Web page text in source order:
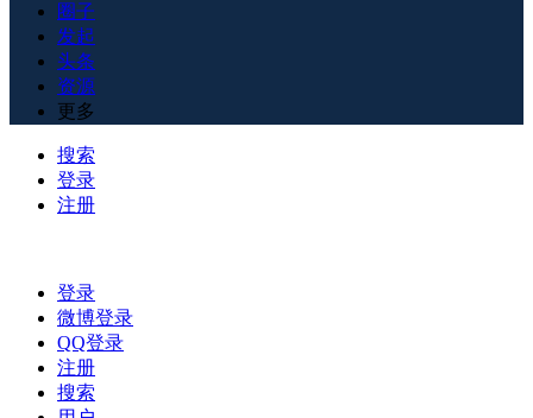
圈子
发起
头条
资源
更多
搜索
登录
注册
登录
微博登录
QQ登录
注册
搜索